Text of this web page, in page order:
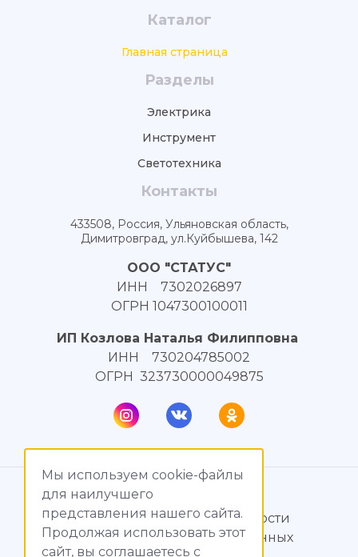
Мы используем cookie-файлы
для наилучшего
представления нашего сайта.
Продолжая использовать этот
сайт, вы соглашаетесь c
Каталог
Главная страница
Разделы
Электрика
Инструмент
Светотехника
Контакты
433508, Россия, Ульяновская область,
Димитровград, ул.Куйбышева, 142
ООО "СТАТУС"
ИНН 7302026897
ОГРН 1047300100011
ИП Козлова Наталья Филипповна
ИНН 730204785002
ОГРН 323730000049875
© МагияТока, 2015 – 2026
Политика конфиденциальности
Обработка персональных данных